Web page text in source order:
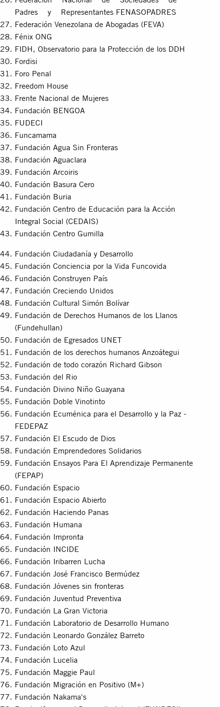
Padres y Representantes FENASOPADRES
Federación Venezolana de Abogadas (FEVA)
Fénix ONG
FIDH, Observatorio para la Protección de los DDH
Fordisi
Foro Penal
Freedom House
Frente Nacional de Mujeres
Fundación BENGOA
FUDECI
Funcamama
Fundación Agua Sin Fronteras
Fundación Aguaclara
Fundación Arcoiris
Fundación Basura Cero
Fundación Buria
Fundación Centro de Educación para la Acción
Integral Social (CEDAIS)
Fundación Centro Gumilla
Fundación Ciudadanía y Desarrollo
Fundación Conciencia por la Vida Funcovida
Fundación Construyen País
Fundación Creciendo Unidos
Fundación Cultural Simón Bolívar
Fundación de Derechos Humanos de los Llanos
(Fundehullan)
Fundación de Egresados UNET
Fundación de los derechos humanos Anzoátegui
Fundación de todo corazón Richard Gibson
Fundación del Rio
Fundación Divino Niño Guayana
Fundación Doble Vinotinto
Fundación Ecuménica para el Desarrollo y la Paz -
FEDEPAZ
Fundación El Escudo de Dios
Fundación Emprendedores Solidarios
Fundación Ensayos Para El Aprendizaje Permanente
(FEPAP)
Fundación Espacio
Fundación Espacio Abierto
Fundación Haciendo Panas
Fundación Humana
Fundación Impronta
Fundación INCIDE
Fundación Iribarren Lucha
Fundación José Francisco Bermúdez
Fundación Jóvenes sin fronteras
Fundación Juventud Preventiva
Fundación La Gran Victoria
Fundación Laboratorio de Desarrollo Humano
Fundación Leonardo González Barreto
Fundación Loto Azul
Fundación Lucelia
Fundación Maggie Paul
Fundación Migración en Positivo (M+)
Fundación Nakama's